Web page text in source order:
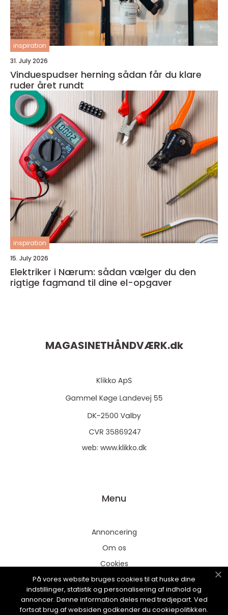
inspiration
31. July 2026
Vinduespudser herning sådan får du klare
ruder året rundt
inspiration
15. July 2026
Elektriker i Nærum: sådan vælger du den
rigtige fagmand til dine el-opgaver
MAGASINETHÅNDVÆRK.dk
web: www.klikko.dk
Menu
Annoncering
Om os
Cookies
Kontakt os
Sitemap
På vores website bruges cookies til at huske dine
indstillinger, statistik og personalisering af indhold og
annoncer. Denne information deles med tredjepart. Ved
fortsat brug af websiden godkender du cookiepolitikken.